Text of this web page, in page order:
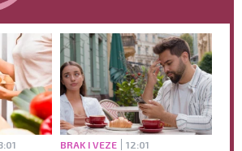
BRAK I VEZE 12:01